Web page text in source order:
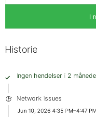
I
Historie
Ingen hendelser i 2
Network issues
Jun 10, 2026 4:35 PM–4:47